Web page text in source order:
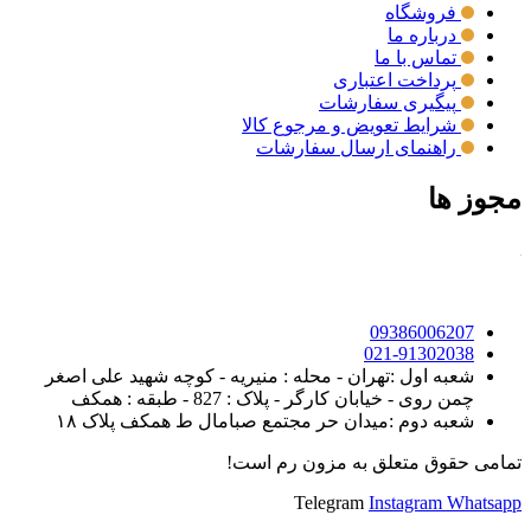
فروشگاه
درباره ما
تماس با ما
پرداخت اعتباری
پیگیری سفارشات
شرایط تعویض و مرجوع کالا
راهنمای ارسال سفارشات
مجوز ها
09386006207
021-91302038
شعبه اول :تهران - محله : منیریه - کوچه شهید علی اصغر
چمن روی - خیابان کارگر - پلاک : 827 - طبقه : همکف
شعبه دوم :میدان حر مجتمع صبامال ط همکف پلاک ۱۸
تمامی حقوق متعلق به مزون رم است!
Telegram Instagram Whatsapp